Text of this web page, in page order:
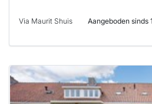
Via Maurit Shuis Aangeboden sinds
Deze woning
is
waarschijnlijk